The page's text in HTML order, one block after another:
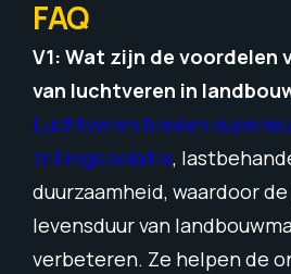
FAQ
V1: Wat zijn de voordelen
van luchtveren in
Luchtveren bieden
trillingsisolatie,
duurzaamheid, waardoor
levensduur van
verbeteren. Ze helpen de